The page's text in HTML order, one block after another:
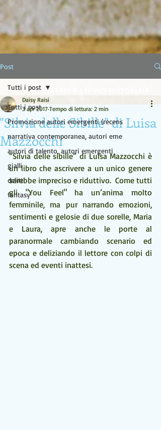
EDITING E SERVIZI EDITORIALI
Post
Tutti i post
Promozione autori emergenti (recens
narrativa contemporanea, autori eme
autori di talento, autori emergenti
gialli
delitti
fantasy
Tutti i post
"Silvia delle Sibille" di Luisa
Mazzocchi
Daisy Raisi
3 apr 2017 Tempo di lettura: 2 min
“Silvia delle sibille” di Luisa Mazzocchi è
un libro che ascrivere a un unico genere
sarebbe impreciso e riduttivo.  Come tutti
gli "You Feel" ha un’anima molto
femminile, ma pur narrando emozioni,
sentimenti e gelosie di due sorelle, Maria
e Laura, apre anche le porte al
paranormale cambiando scenario ed
epoca e deliziando il lettore con colpi di
scena ed eventi inattesi.